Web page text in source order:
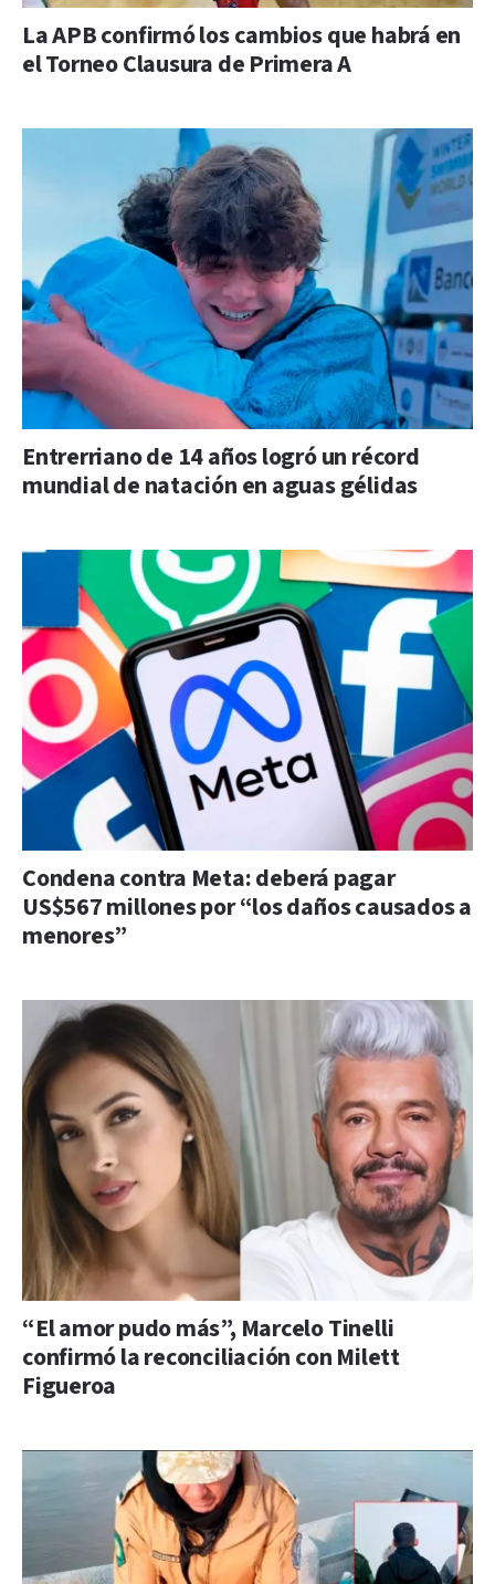
La APB confirmó los cambios que habrá en
el Torneo Clausura de Primera A
Entrerriano de 14 años logró un récord
mundial de natación en aguas gélidas
Condena contra Meta: deberá pagar
US$567 millones por “los daños causados a
menores”
“El amor pudo más”, Marcelo Tinelli
confirmó la reconciliación con Milett
Figueroa